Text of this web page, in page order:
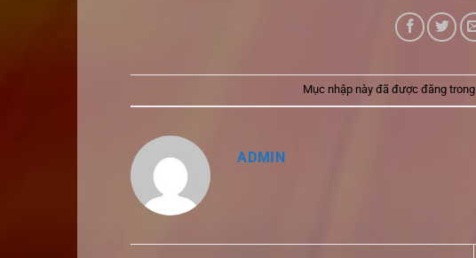
Mục nhập này đã được đăng trong
ADMIN